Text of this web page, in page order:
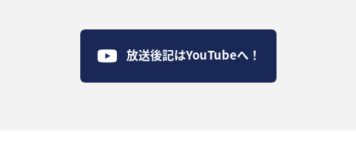
放送後記はYouTubeへ！